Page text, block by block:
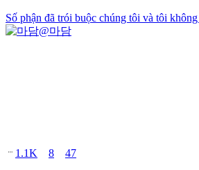
Số phận đã trói buộc chúng tôi và tôi
@마담
1.1K 8 47